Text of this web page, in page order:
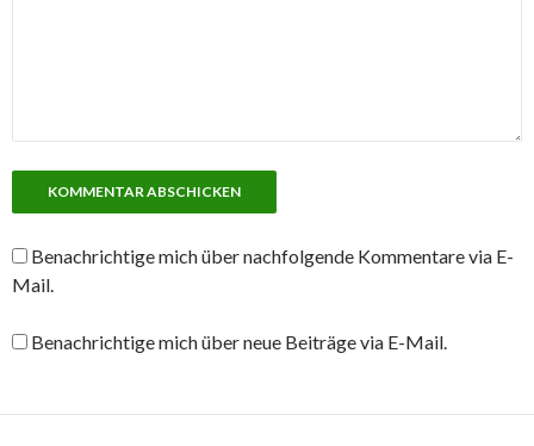
Benachrichtige mich über nachfolgende Kommentare via E-
Mail.
Benachrichtige mich über neue Beiträge via E-Mail.